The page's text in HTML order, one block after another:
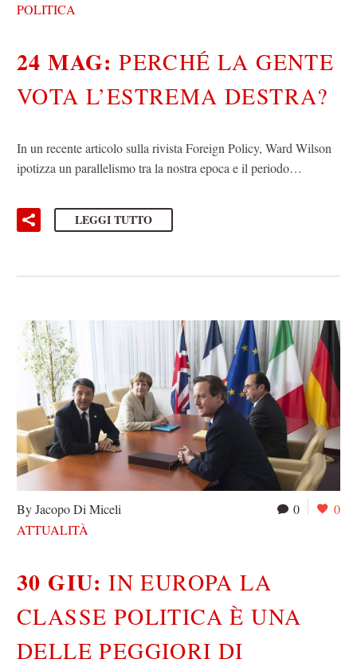
POLITICA
24 MAG:PERCHÉ LA GENTE
VOTA L’ESTREMA DESTRA?
In un recente articolo sulla rivista Foreign Policy, Ward Wilson
ipotizza un parallelismo tra la nostra epoca e il periodo…
LEGGI TUTTO
0 0
By Jacopo Di Miceli
ATTUALITÀ
30 GIU:IN EUROPA LA
CLASSE POLITICA È UNA
DELLE PEGGIORI DI